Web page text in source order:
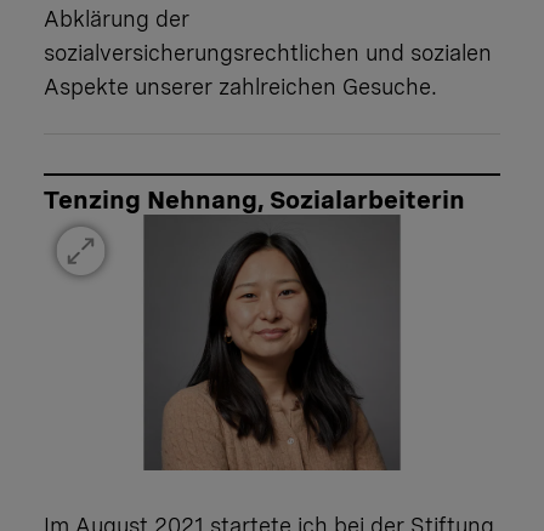
Abklärung der
sozialversicherungsrechtlichen und sozialen
Aspekte unserer zahlreichen Gesuche.
Tenzing Nehnang, Sozialarbeiterin
Im August 2021 startete ich bei der Stiftung